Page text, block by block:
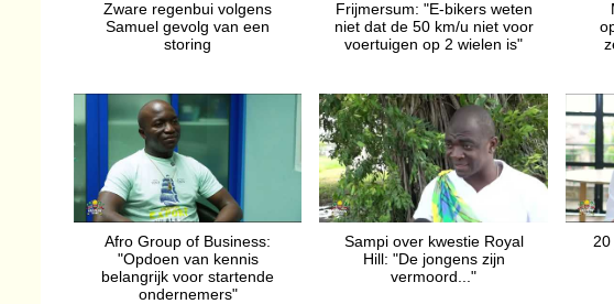
Zware regenbui volgens
Samuel gevolg van een
storing
Frijmersum: "E-bikers weten
niet dat de 50 km/u niet voor
voertuigen op 2 wielen is"
Afro Group of Business:
"Opdoen van kennis
belangrijk voor startende
ondernemers"
Sampi over kwestie Royal
Hill: "De jongens zijn
vermoord..."